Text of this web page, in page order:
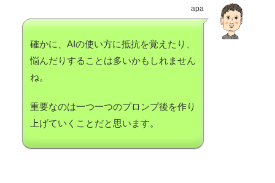
apa
確かに、AIの使い方に抵抗を覚えたり、
悩んだりすることは多いかもしれません
ね。
重要なのは一つ一つのプロンプ後を作り
上げていくことだと思います。